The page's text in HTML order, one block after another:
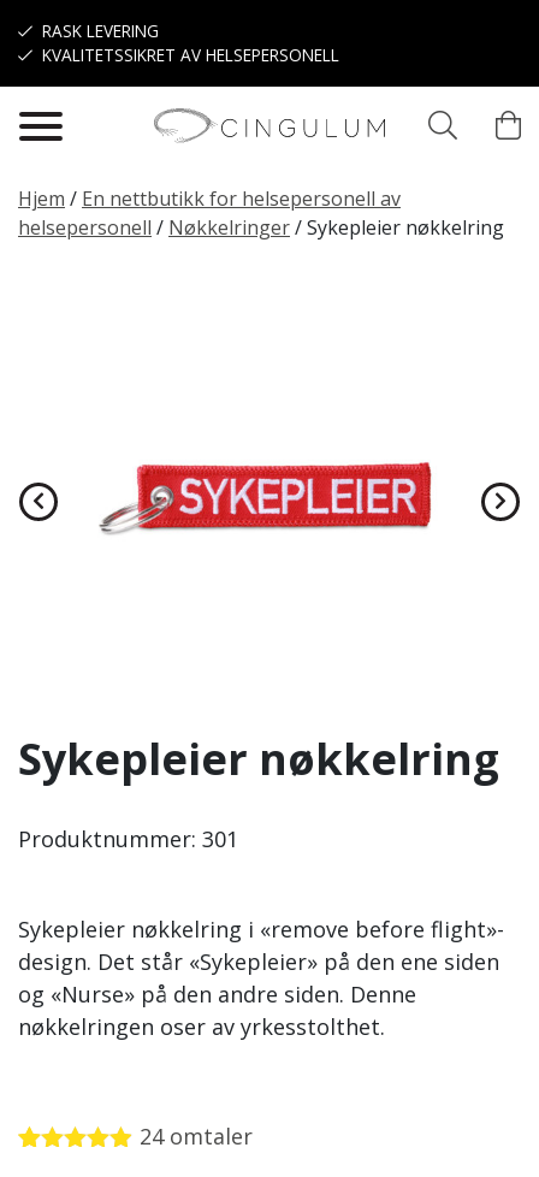
RASK LEVERING
KVALITETSSIKRET AV HELSEPERSONELL
Hjem / En nettbutikk for helsepersonell av
helsepersonell / Nøkkelringer/Sykepleier nøkkelring
Sykepleier nøkkelring
Produktnummer: 301
Sykepleier nøkkelring i «remove before flight»-
design. Det står «Sykepleier» på den ene siden
og «Nurse» på den andre siden. Denne
nøkkelringen oser av yrkesstolthet.
24omtaler